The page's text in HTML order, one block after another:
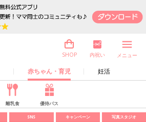
赤ちゃん・育児 妊活
SHOP 内祝い メニュー
離乳食 優待パス
SNS キャンペーン 写真スタジオ